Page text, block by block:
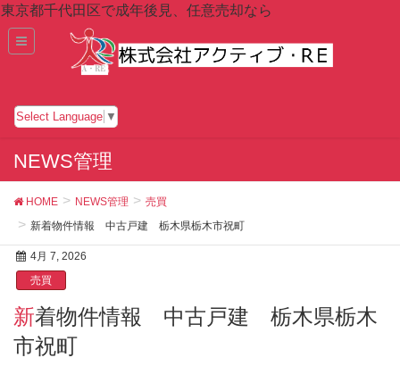
東京都千代田区で成年後見、任意売却なら
Select Language ▼
NEWS管理
HOME NEWS管理
売買
新着物件情報 中古戸建 栃木県栃木市祝町
4月 7, 2026
売買
新着物件情報 中古戸建 栃木県栃木
市祝町